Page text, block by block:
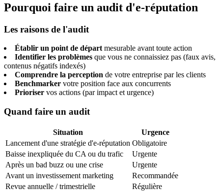
Pourquoi faire un audit d'e-réputation
Les raisons de l'audit
Établir un point de départ mesurable avant toute action
Identifier les problèmes que vous ne connaissiez pas (faux avis,
contenus négatifs indexés)
Comprendre la perception de votre entreprise par les clients
Benchmarker votre position face aux concurrents
Prioriser vos actions (par impact et urgence)
Quand faire un audit
Situation
Urgence
Lancement d'une stratégie d'e-réputation Obligatoire
Baisse inexpliquée du CA ou du trafic
Urgente
Après un bad buzz ou une crise
Urgente
Avant un investissement marketing
Recommandée
Revue annuelle / trimestrielle
Régulière